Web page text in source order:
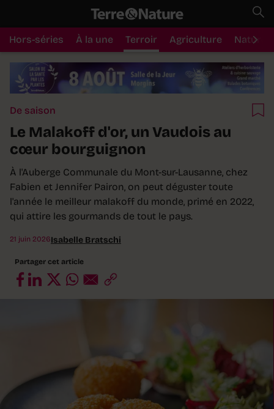
Hors-séries À la une Terroir Agriculture Nature
De saison
Le Malakoff d'or, un Vaudois au
cœur bourguignon
À l'Auberge Communale du Mont-sur-Lausanne, chez
Fabien et Jennifer Pairon, on peut déguster toute
l'année le meilleur malakoff du monde, primé en 2022,
qui attire les gourmands de tout le pays.
21 juin 2026Isabelle Bratschi
Partager cet article